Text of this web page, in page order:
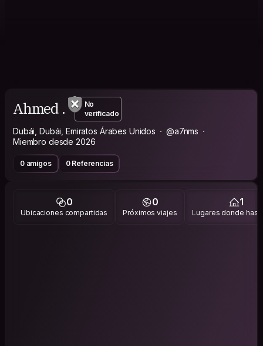
Ahmed .
No
verificado
Dubái, Dubái, Emiratos Árabes Unidos
@a7nms
Miembro desde 2026
0 amigos 0 Referencias
0
Ubicaciones compartidas
0
Próximos viajes
1
Lugares donde has